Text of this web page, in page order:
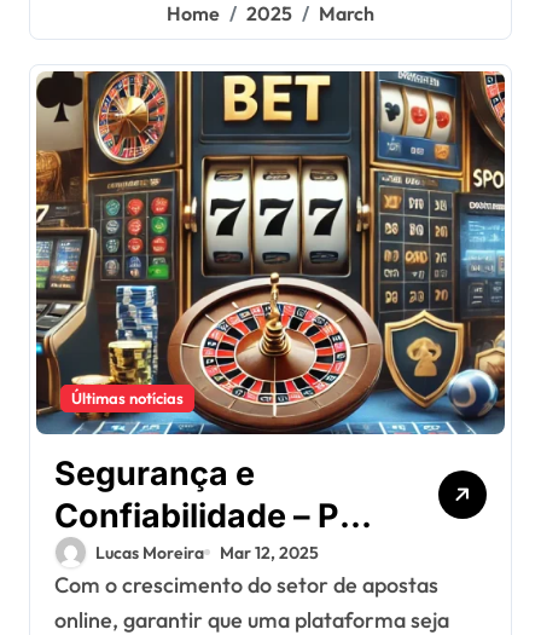
Home 2025 March
Últimas notícias
Segurança e
Confiabilidade – Por
Que a 777Bet é uma
Plataforma Segura?
Lucas Moreira Mar 12, 2025
Com o crescimento do setor de apostas
online, garantir que uma plataforma seja